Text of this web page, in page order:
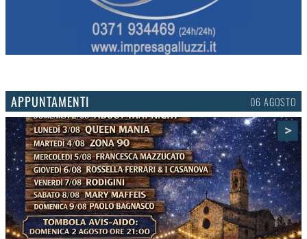
APPUNTAMENTI 03 AGOSTO
>